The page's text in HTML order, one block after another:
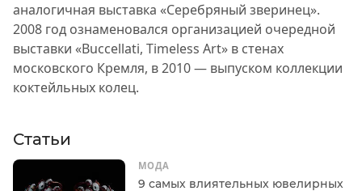
аналогичная выставка «Серебряный зверинец».
2008 год ознаменовался организацией очередной
выставки «Buccellati, Timeless Art» в стенах
московского Кремля, в 2010 — выпуском коллекции
коктейльных колец.
Статьи
МОДА
9 самых влиятельных ювелирных